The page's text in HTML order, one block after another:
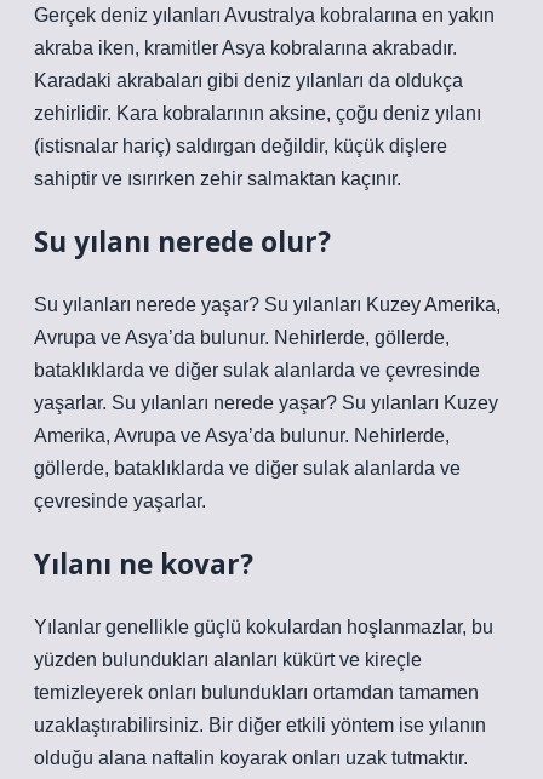
Gerçek deniz yılanları Avustralya kobralarına en yakın
akraba iken, kramitler Asya kobralarına akrabadır.
Karadaki akrabaları gibi deniz yılanları da oldukça
zehirlidir. Kara kobralarının aksine, çoğu deniz yılanı
(istisnalar hariç) saldırgan değildir, küçük dişlere
sahiptir ve ısırırken zehir salmaktan kaçınır.
Su yılanı nerede olur?
Su yılanları nerede yaşar? Su yılanları Kuzey Amerika,
Avrupa ve Asya’da bulunur. Nehirlerde, göllerde,
bataklıklarda ve diğer sulak alanlarda ve çevresinde
yaşarlar. Su yılanları nerede yaşar? Su yılanları Kuzey
Amerika, Avrupa ve Asya’da bulunur. Nehirlerde,
göllerde, bataklıklarda ve diğer sulak alanlarda ve
çevresinde yaşarlar.
Yılanı ne kovar?
Yılanlar genellikle güçlü kokulardan hoşlanmazlar, bu
yüzden bulundukları alanları kükürt ve kireçle
temizleyerek onları bulundukları ortamdan tamamen
uzaklaştırabilirsiniz. Bir diğer etkili yöntem ise yılanın
olduğu alana naftalin koyarak onları uzak tutmaktır.